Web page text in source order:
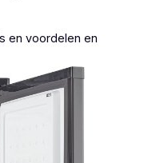
en voordelen en